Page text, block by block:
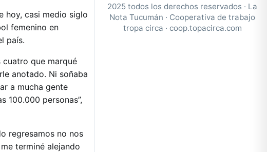
hoy, casi medio siglo
femenino en
país.
cuatro que marqué
anotado. Ni soñaba
a mucha gente
100.000 personas”,
regresamos no nos
terminé alejando
2025 todos los derechos reservados · La
Nota Tucumán · Cooperativa de trabajo
tropa circa · coop.topacirca.com